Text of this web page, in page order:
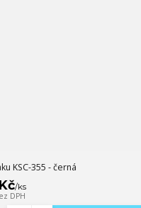
KSC-355 - černá
/ks
DPH